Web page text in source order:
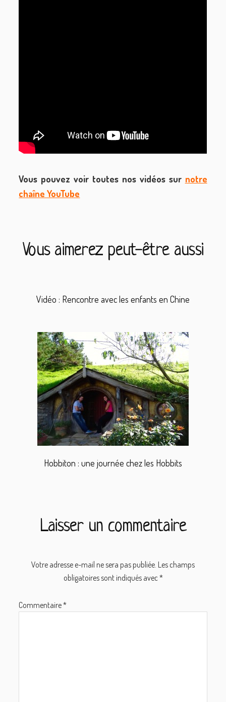
Vous pouvez voir toutes nos vidéos sur notre
chaîne YouTube
Vous aimerez peut-être aussi
Vidéo : Rencontre avec les enfants en Chine
Hobbiton : une journée chez les Hobbits
Laisser un commentaire
Votre adresse e-mail ne sera pas publiée. Les champs
obligatoires sont indiqués avec*
Commentaire*